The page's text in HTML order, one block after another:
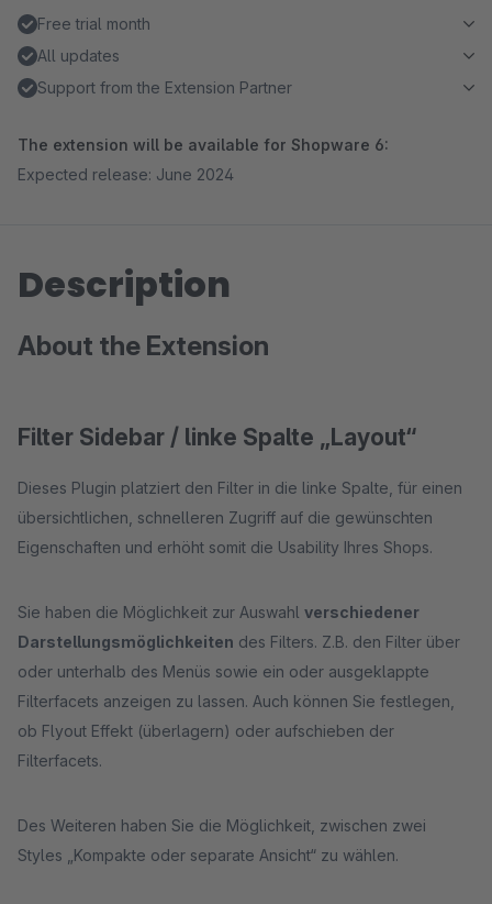
Free trial month
All updates
Support from the Extension Partner
The extension will be available for Shopware 6:
Expected release: June 2024
Description
About the Extension
Filter Sidebar / linke Spalte „Layout“
Dieses Plugin platziert den Filter in die linke Spalte, für einen
übersichtlichen, schnelleren Zugriff auf die gewünschten
Eigenschaften und erhöht somit die Usability Ihres Shops.
Sie haben die Möglichkeit zur Auswahl verschiedener
Darstellungsmöglichkeiten des Filters. Z.B. den Filter über
oder unterhalb des Menüs sowie ein oder ausgeklappte
Filterfacets anzeigen zu lassen. Auch können Sie festlegen,
ob Flyout Effekt (überlagern) oder aufschieben der
Filterfacets.
Des Weiteren haben Sie die Möglichkeit, zwischen zwei
Styles „Kompakte oder separate Ansicht“ zu wählen.